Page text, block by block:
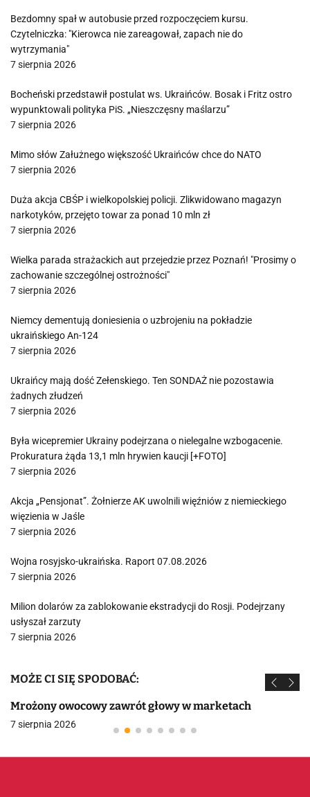
Bezdomny spał w autobusie przed rozpoczęciem kursu.
Czytelniczka: "Kierowca nie zareagował, zapach nie do
wytrzymania"
7 sierpnia 2026
Bocheński przedstawił postulat ws. Ukraińców. Bosak i Fritz ostro
wypunktowali polityka PiS. „Nieszczęsny maślarzu”
7 sierpnia 2026
Mimo słów Załużnego większość Ukraińców chce do NATO
7 sierpnia 2026
Duża akcja CBŚP i wielkopolskiej policji. Zlikwidowano magazyn
narkotyków, przejęto towar za ponad 10 mln zł
7 sierpnia 2026
Wielka parada strażackich aut przejedzie przez Poznań! "Prosimy o
zachowanie szczególnej ostrożności"
7 sierpnia 2026
Niemcy dementują doniesienia o uzbrojeniu na pokładzie
ukraińskiego An-124
7 sierpnia 2026
Ukraińcy mają dość Zełenskiego. Ten SONDAŻ nie pozostawia
żadnych złudzeń
7 sierpnia 2026
Była wicepremier Ukrainy podejrzana o nielegalne wzbogacenie.
Prokuratura żąda 13,1 mln hrywien kaucji [+FOTO]
7 sierpnia 2026
Akcja „Pensjonat”. Żołnierze AK uwolnili więźniów z niemieckiego
więzienia w Jaśle
7 sierpnia 2026
Wojna rosyjsko-ukraińska. Raport 07.08.2026
7 sierpnia 2026
Milion dolarów za zablokowanie ekstradycji do Rosji. Podejrzany
usłyszał zarzuty
7 sierpnia 2026
MOŻE CI SIĘ SPODOBAĆ:
Mrożony owocowy zawrót głowy w marketach
7 sierpnia 2026